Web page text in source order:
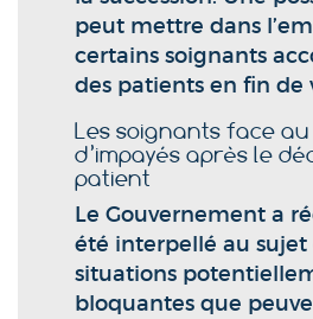
peut mettre dans
certains soignants
des patients en fin de
Les soignants face
d’impayés après le
patient
Le Gouvernement a
été interpellé au sujet
situations
bloquantes que